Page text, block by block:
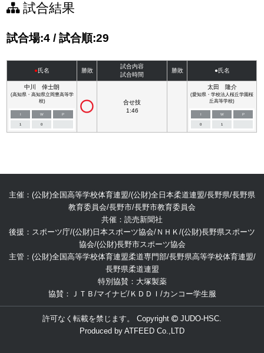
試合結果
試合場:4 / 試合順:29
●氏名 勝敗
試合内容
試合時間
勝敗 ●氏名
中川 倖士朗
(高知県・高知県立岡豊高等学
校)
I W P
1 0
合せ技
1:46
太田 隆介
(愛知県・学校法人桜丘学園桜
丘高等学校)
I W P
0 1
主催：(公財)全国高等学校体育連盟/(公財)全日本柔道連盟/長野県/長野県
教育委員会/長野市/長野市教育委員会
共催：読売新聞社
後援：スポーツ庁/(公財)日本スポーツ協会/ＮＨＫ/(公財)長野県スポーツ
協会/(公財)長野市スポーツ協会
主管：(公財)全国高等学校体育連盟柔道専門部/長野県高等学校体育連盟/
長野県柔道連盟
特別協賛：大塚製薬
協賛：ＪＴＢ/マイナビ/ＫＤＤＩ/カンコー学生服
許可なく転載を禁じます。 Copyright
JUDO-HSC.
Produced by ATFEED Co.,LTD